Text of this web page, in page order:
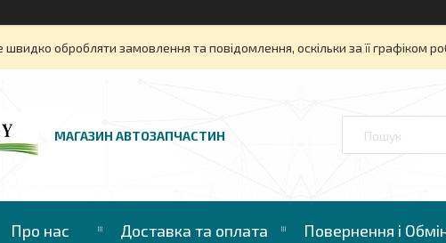
обробляти замовлення та повідомлення, оскільки за її графіком
МАГАЗИН АВТОЗАПЧАСТИН
Про нас Доставка та оплата Повернення і